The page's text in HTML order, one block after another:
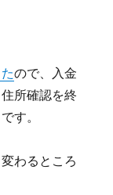
ので、入金
所確認を終
す。
わるところ